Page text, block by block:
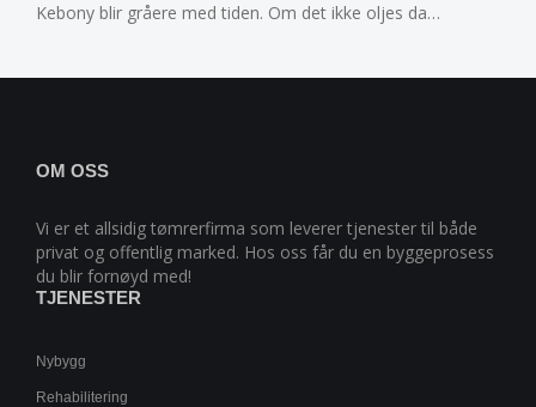
Kebony blir gråere med tiden. Om det ikke oljes da…
OM OSS
Vi er et allsidig tømrerfirma som leverer tjenester til både
privat og offentlig marked. Hos oss får du en byggeprosess
du blir fornøyd med!
TJENESTER
Nybygg
Rehabilitering